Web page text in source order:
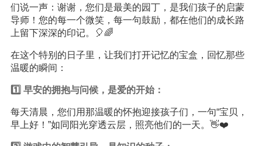
们说一声：谢谢，您们是最美的园丁，是我们孩子的启蒙
导师！您的每一个微笑，每一句鼓励，都在他们的成长路
上留下深深的印记。🎈🌈
在这个特别的日子里，让我们打开记忆的宝盒，回忆那些
温暖的瞬间：
1️⃣ 早安的拥抱与问候，是爱的开始：
每天清晨，您们用那温暖的怀抱迎接孩子们，一句“宝贝，
早上好！”如同阳光穿透云层，照亮他们的一天。👋❤️